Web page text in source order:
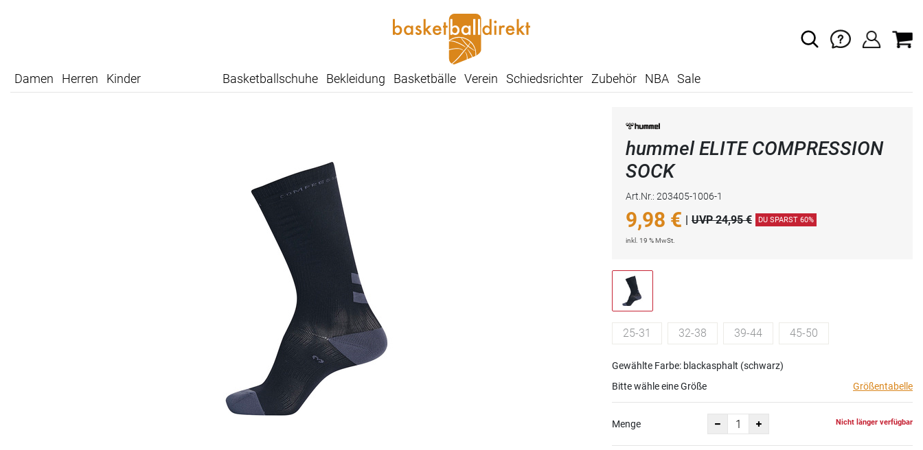
Damen Herren Kinder Basketballschuhe Bekleidung Basketbälle Verein Schiedsrichter Zubehör NBA Sale
hummel ELITE COMPRESSION
SOCK
Art.Nr.: 203405-1006-1
9,98 € | UVP 24,95 € DU SPARST 60%
inkl. 19 % MwSt.
25-31 32-38 39-44 45-50
Gewählte Farbe: blackasphalt (schwarz)
Bitte wähle eine Größe
Größentabelle
Menge Nicht länger verfügbar